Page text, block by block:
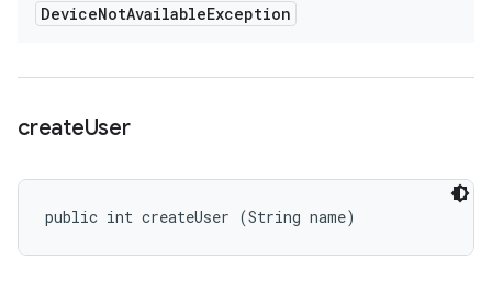
DeviceNotAvailableException
createUser
public int createUser (String name)